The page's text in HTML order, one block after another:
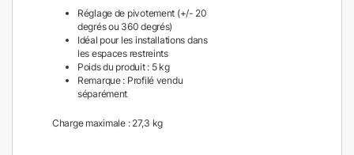
Réglage de pivotement (+/- 20
degrés ou 360 degrés)
Idéal pour les installations dans
les espaces restreints
Poids du produit : 5 kg
Remarque : Profilé vendu
séparément
Charge maximale : 27,3 kg